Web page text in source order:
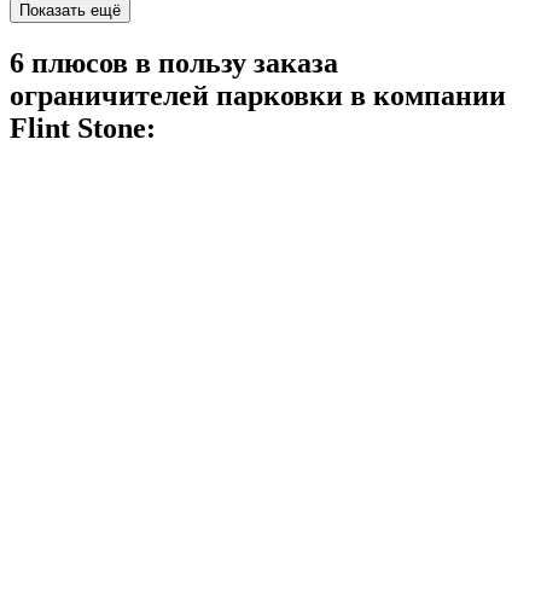
Показать ещё
6 плюсов в пользу заказа
ограничителей парковки в компании
Flint Stone: